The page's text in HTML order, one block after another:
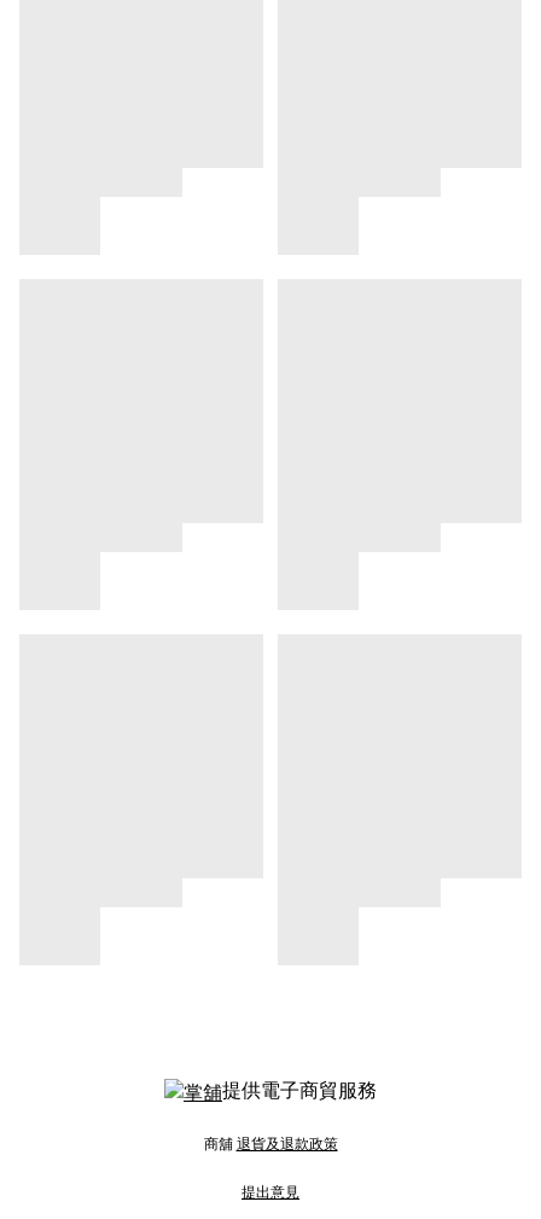
提供電子商貿服務
商舖 退貨及退款政策
提出意見